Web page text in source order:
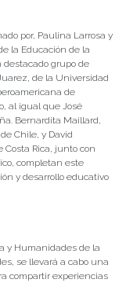
por, Paulina Larrosa y
la Educación de la
grupo de
de la Universidad
de
al igual que José
Bernardita Maillard,
Chile, y David
Rica, junto con
completan este
y desarrollo educativo
y Humanidades de la
se llevará a cabo una
compartir experiencias